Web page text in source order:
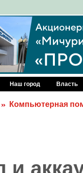
Наш город Власть
Компьютерная
и